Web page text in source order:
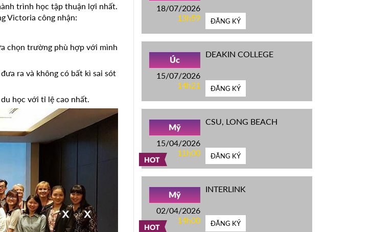
trình học tập thuận lợi nhất.
Victoria công nhận:
chọn trường phù hợp với mình
ra và không có bất kì sai sót
học với tỉ lệ cao nhất.
18/07/2026
13h59
ĐĂNG KÝ
Úc
15/07/2026
14h21
DEAKIN COLLEGE
ĐĂNG KÝ
HOT
Mỹ
15/04/2026
11h00
CSU, LONG BEACH
ĐĂNG KÝ
HOT
Mỹ
02/04/2026
14h00
INTERLINK
ĐĂNG KÝ